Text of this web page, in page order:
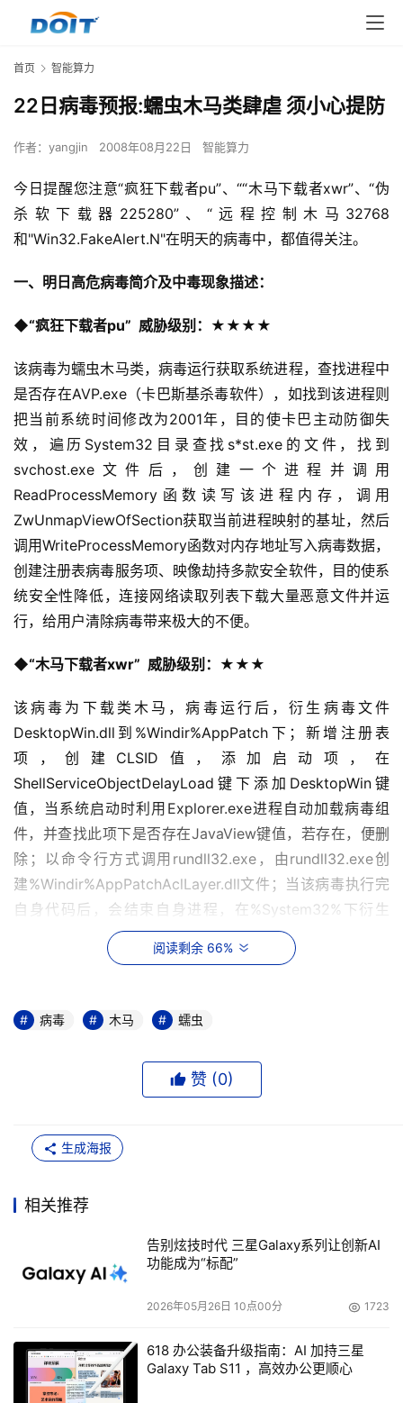
首页 智能算力
22日病毒预报:蠕虫木马类肆虐 须小心提防
作者： yangjin 2008年08月22日 智能算力
今日提醒您注意“疯狂下载者pu”、““木马下载者xwr”、“伪
杀软下载器225280”、“远程控制木马32768
和"Win32.FakeAlert.N"在明天的病毒中，都值得关注。
一、明日高危病毒简介及中毒现象描述：
◆“疯狂下载者pu”  威胁级别：★★★★
该病毒为蠕虫木马类，病毒运行获取系统进程，查找进程中
是否存在AVP.exe（卡巴斯基杀毒软件），如找到该进程则
把当前系统时间修改为2001年，目的使卡巴主动防御失
效，遍历System32目录查找s*st.exe的文件，找到
svchost.exe文件后，创建一个进程并调用
ReadProcessMemory函数读写该进程内存，调用
ZwUnmapViewOfSection获取当前进程映射的基址，然后
调用WriteProcessMemory函数对内存地址写入病毒数据，
创建注册表病毒服务项、映像劫持多款安全软件，目的使系
统安全性降低，连接网络读取列表下载大量恶意文件并运
行，给用户清除病毒带来极大的不便。
◆“木马下载者xwr”  威胁级别：★★★
该病毒为下载类木马，病毒运行后，衍生病毒文件
DesktopWin.dll到%Windir%AppPatch下；新增注册表
项，创建CLSID值，添加启动项，在
ShellServiceObjectDelayLoad键下添加DesktopWin键
值，当系统启动时利用Explorer.exe进程自动加载病毒组
件，并查找此项下是否存在JavaView键值，若存在，便删
除；以命令行方式调用rundll32.exe，由rundll32.exe创
建%Windir%AppPatchAclLayer.dll文件；当该病毒执行完
自身代码后，会结束自身进程，在%System32%下衍生
unxxx.bat，目的是为了删除该病毒文件和自身；连接网
络，下载大量病毒文件并在本机运行。
度危险的病毒，必须下载指定的“杀毒软件”。该毒进入系统
后，首先会检查感染的机器是否是WINDOWS操作系统，若
WINDOWS系统，它就释放在%Program  Files%Web
注册表启动项，实现自己的开机自启动。当病毒运行起来，
条。这个动作完成后，一些网站就会被禁止访问。这些被禁
止访问的网站，一些是安全软件厂商的，一些是其它间谍软
件的下载网站。由此看来，此下载器的作者既害怕安全厂
最后，此毒会令用户的浏览器弹出病毒作者指定的网址，进
入网页后，会弹出窗口提示用户说在用户电脑上发现病毒，
阅读剩余 66%
病毒 木马 蠕虫
赞 (0)
生成海报
相关推荐
告别炫技时代 三星Galaxy系列让创新AI
功能成为“标配”
2026年05月26日 10点00分 1723
618 办公装备升级指南：AI 加持三星
Galaxy Tab S11 ，高效办公更顺心